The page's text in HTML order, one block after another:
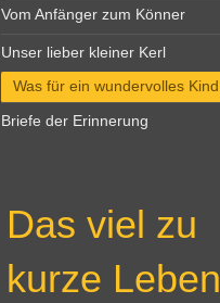
Vom Anfänger zum Könner
Unser lieber kleiner Kerl
Was für ein wundervolles Kind
Briefe der Erinnerung
Das viel zu
kurze Leben